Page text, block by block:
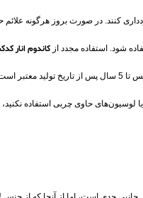
کنند. در صورت بروز هرگونه
شود. استفاده مجدد از کاندوم انار
: حتماً به تاریخ تولید و تاریخ انقضای محصول توجه
لوسیون‌های حاوی چربی استفاده